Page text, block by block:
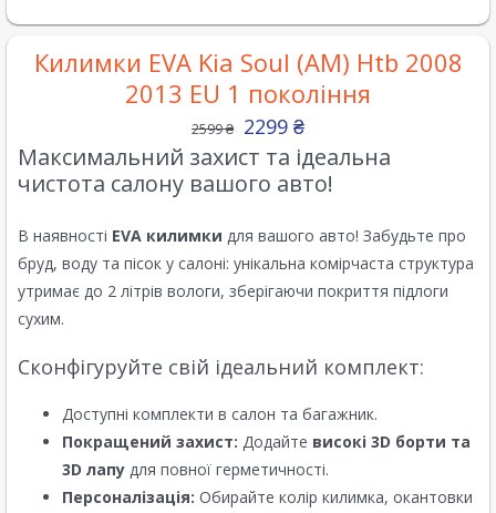
Килимки EVA Kia Soul (AM) Htb 2008
2013 EU 1 покоління
2599₴ 2299 ₴
Максимальний захист та ідеальна
чистота салону вашого авто!
В наявності EVA килимки для вашого авто! Забудьте про
бруд, воду та пісок у салоні: унікальна комірчаста структура
утримає до 2 літрів вологи, зберігаючи покриття підлоги
сухим.
Сконфігуруйте свій ідеальний комплект:
Доступні комплекти в салон та багажник.
Покращений захист: Додайте високі 3D борти та
3D лапу для повної герметичності.
Персоналізація: Обирайте колір килимка, окантовки